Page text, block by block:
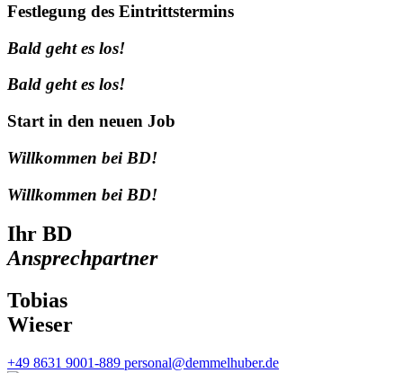
Festlegung des Eintrittstermins
Bald geht es los!
Bald geht es los!
Start in den neuen Job
Willkommen bei BD!
Willkommen bei BD!
Ihr BD
Ansprechpartner
Tobias
Wieser
+49 8631 9001-889 personal@demmelhuber.de